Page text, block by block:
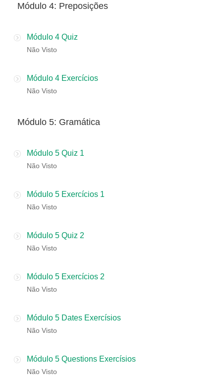
​Módulo 4: Preposições
Módulo 4 Quiz
Não Visto
Módulo 4 Exercícios
Não Visto
​Módulo 5: Gramática
Módulo 5 Quiz 1
Não Visto
Módulo 5 Exercícios 1
Não Visto
Módulo 5 Quiz 2
Não Visto
Módulo 5 Exercícios 2
Não Visto
Módulo 5 Dates Exercísios
Não Visto
Módulo 5 Questions Exercísios
Não Visto